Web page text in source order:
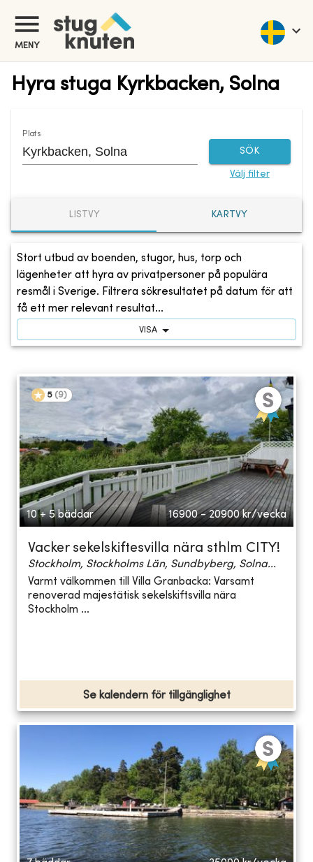
MENY
Hyra stuga Kyrkbacken, Solna
Plats
SÖK
Välj filter
LISTVY KARTVY
Stort utbud av boenden, stugor, hus, torp och
lägenheter att hyra av privatpersoner på populära
resmål i Sverige. Filtrera sökresultatet på datum för att
få ett mer relevant resultat...
VISA
5 (9)
10 + 5 bäddar 16900 - 20900 kr/vecka
Vacker sekelskiftesvilla nära sthlm CITY!
Stockholm, Stockholms Län, Sundbyberg, Solna...
Varmt välkommen till Villa Granbacka: Varsamt
renoverad majestätisk sekelskiftsvilla nära
Stockholm ...
Se kalendern för tillgänglighet